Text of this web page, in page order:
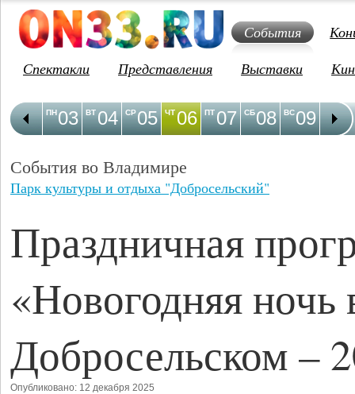
События
Спектакли
Представления Выставки
03
ПН 04
ВТ 05
СР 06
ЧТ 07
ПТ 08
СБ 09
ВС 10
ПН
События во Владимире
Парк культуры и отдыха "Добросельский"
Праздничная
«Новогодняя ночь
Добросельском –
Опубликовано: 12 декабря 2025